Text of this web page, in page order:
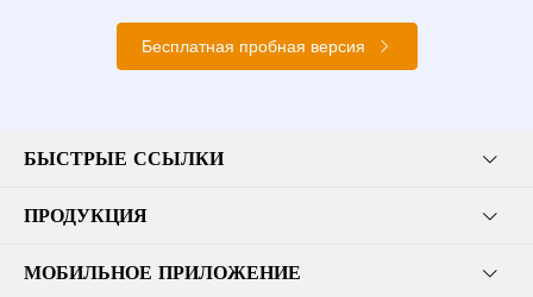
Бесплатная пробная версия
БЫСТРЫЕ ССЫЛКИ
ПРОДУКЦИЯ
МОБИЛЬНОЕ ПРИЛОЖЕНИЕ